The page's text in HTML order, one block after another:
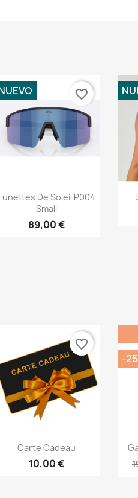
Vista rápida
De Soleil P004
Small
89,00 €
favorite_border
Vista rápida
Carte Cadeau
10,00 €
favorite_border
-